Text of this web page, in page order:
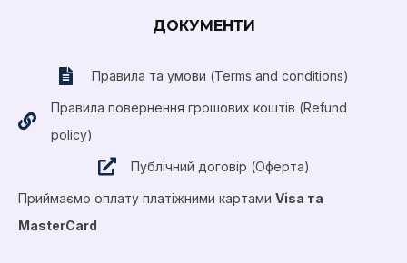
ДОКУМЕНТИ
Правила та умови (Terms and conditions)
Правила повернення грошових коштів (Refund
policy)
Публічний договір (Оферта)
Приймаємо оплату платіжними картами Visa та
MasterCard